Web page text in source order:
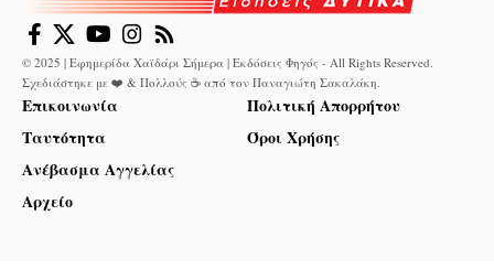
© 2025 | Εφημερίδα Χαϊδάρι Σήμερα | Εκδόσεις Φηγός - All Rights Reserved.
Σχεδιάστηκε με ❤️ & Πολλούς ☕ από τον Παναγιώτη Σακαλάκη
Επικοινωνία
Ταυτότητα
Ανέβασμα Αγγελίας
Αρχείο
Πολιτική Απορρήτου
Όροι Χρήσης